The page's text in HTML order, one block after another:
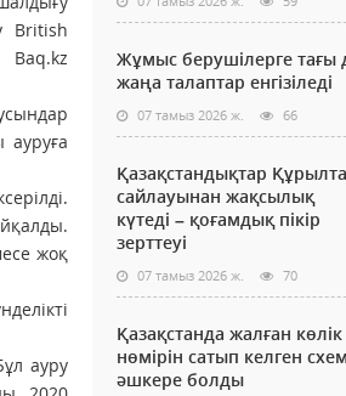
British
Вaq.kz
ауруға
жоқ
ауру
Жұмыс берушілерге тағы
жаңа талаптар енгізіледі
07 тамыз 2026 ж. 66
Қазақстандықтар
сайлауынан жақсылық
күтеді – қоғамдық пікір
зерттеуі
07 тамыз 2026 ж. 70
Қазақстанда жалған көлік
нөмірін сатып келген
әшкере болды